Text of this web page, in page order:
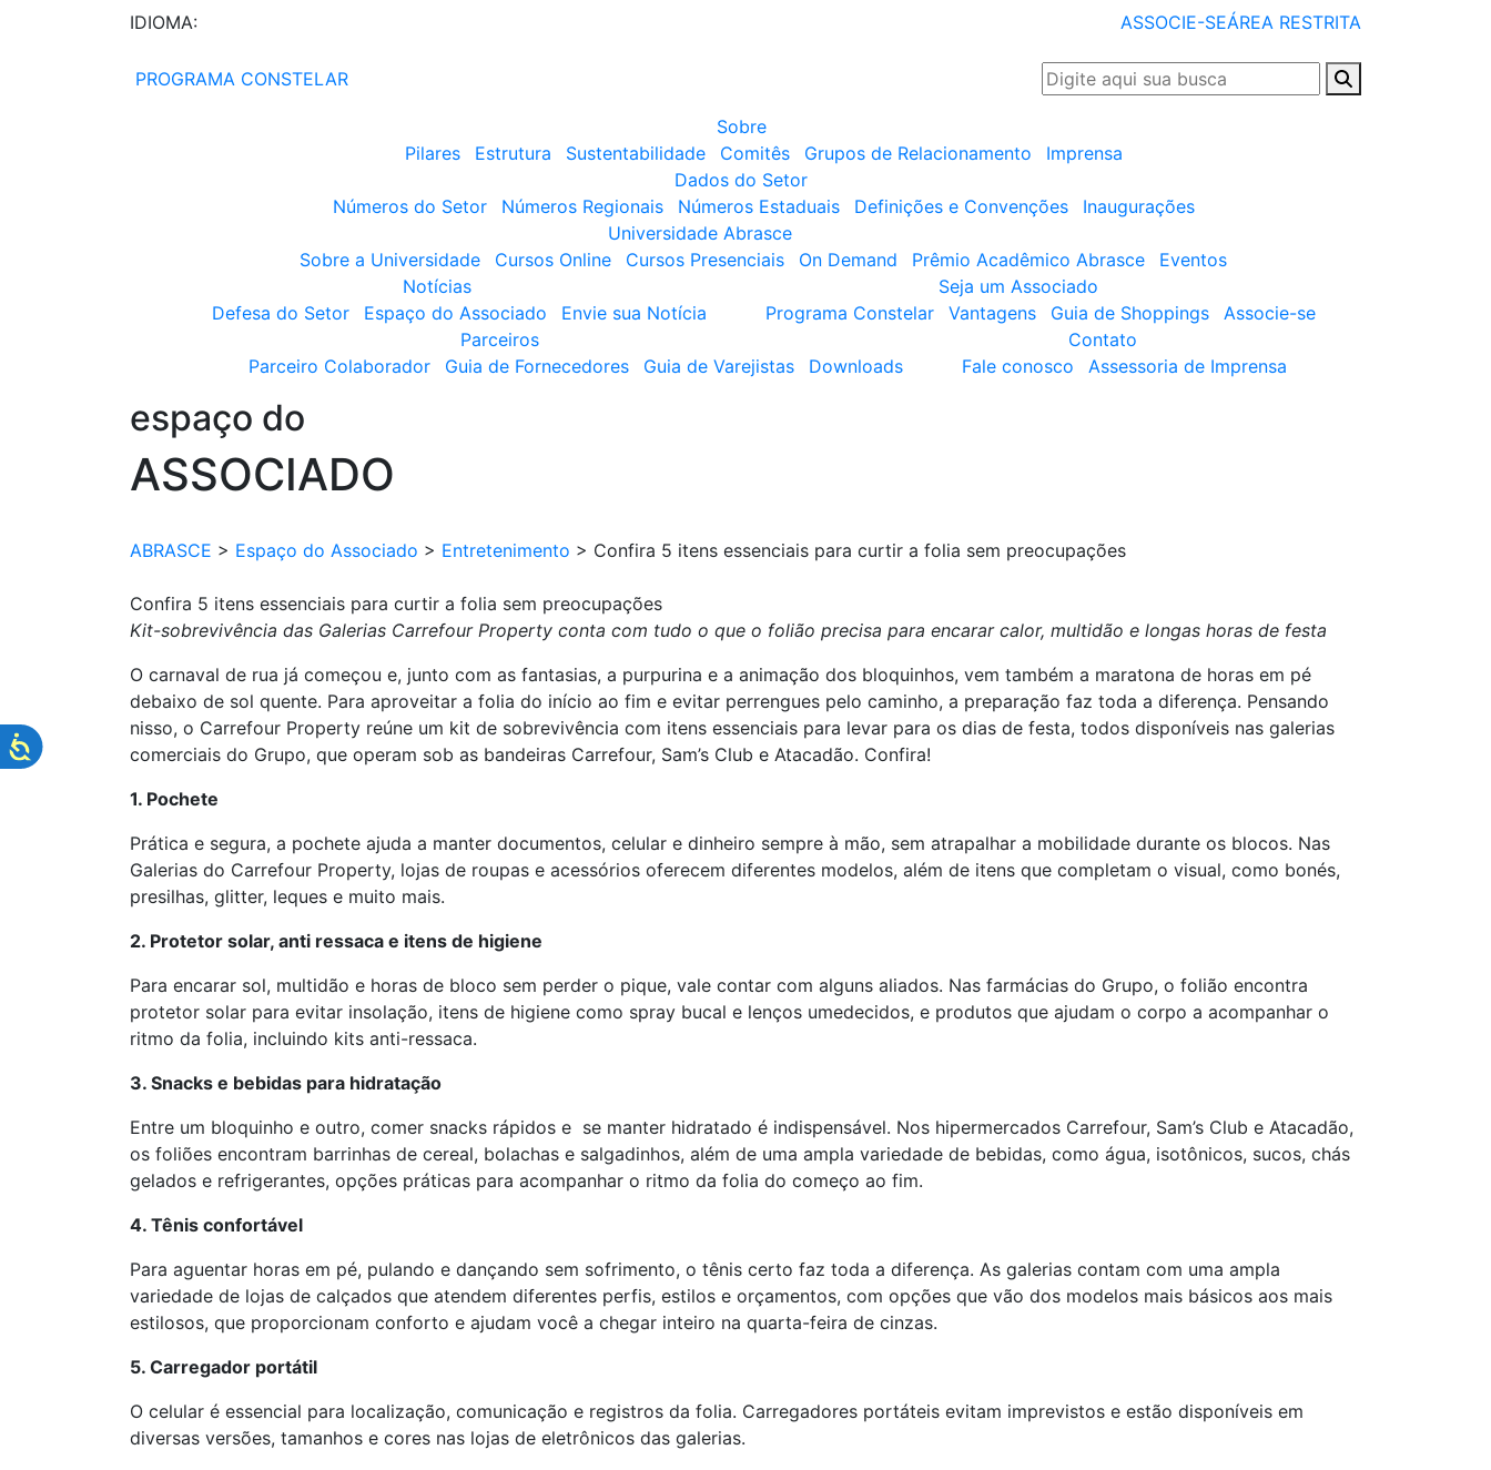
IDIOMA: ASSOCIE-SEÁREA RESTRITA
PROGRAMA CONSTELAR
Sobre
Pilares
Estrutura Sustentabilidade Comitês Grupos de Relacionamento
Imprensa
Dados do Setor
Números do Setor
Números Regionais Números Estaduais Definições e Convenções
Inaugurações
Universidade Abrasce
Sobre a Universidade
Cursos Online Cursos Presenciais On Demand Prêmio Acadêmico Abrasce
Eventos
Notícias
Defesa do Setor
Espaço do Associado Envie sua Notícia
Seja um Associado
Programa Constelar
Vantagens Guia de Shoppings
Associe-se
Parceiros
Parceiro Colaborador
Guia de Fornecedores Guia de Varejistas Downloads
Contato
Fale conosco
Assessoria de Imprensa
espaço do
ASSOCIADO
ABRASCE > Espaço do Associado > Entretenimento > Confira 5 itens essenciais para curtir a folia sem preocupações
Confira 5 itens essenciais para curtir a folia sem preocupações
Kit-sobrevivência das Galerias Carrefour Property conta com tudo o que o folião precisa para encarar calor, multidão e longas horas de festa
O carnaval de rua já começou e, junto com as fantasias, a purpurina e a animação dos bloquinhos, vem também a maratona de horas em pé
debaixo de sol quente. Para aproveitar a folia do início ao fim e evitar perrengues pelo caminho, a preparação faz toda a diferença. Pensando
nisso, o Carrefour Property reúne um kit de sobrevivência com itens essenciais para levar para os dias de festa, todos disponíveis nas galerias
comerciais do Grupo, que operam sob as bandeiras Carrefour, Sam’s Club e Atacadão. Confira!
1. Pochete
Prática e segura, a pochete ajuda a manter documentos, celular e dinheiro sempre à mão, sem atrapalhar a mobilidade durante os blocos. Nas
Galerias do Carrefour Property, lojas de roupas e acessórios oferecem diferentes modelos, além de itens que completam o visual, como bonés,
presilhas, glitter, leques e muito mais.
2. Protetor solar, anti ressaca e itens de higiene
Para encarar sol, multidão e horas de bloco sem perder o pique, vale contar com alguns aliados. Nas farmácias do Grupo, o folião encontra
protetor solar para evitar insolação, itens de higiene como spray bucal e lenços umedecidos, e produtos que ajudam o corpo a acompanhar o
ritmo da folia, incluindo kits anti-ressaca.
3. Snacks e bebidas para hidratação
Entre um bloquinho e outro, comer snacks rápidos e se manter hidratado é indispensável. Nos hipermercados Carrefour, Sam’s Club e Atacadão,
os foliões encontram barrinhas de cereal, bolachas e salgadinhos, além de uma ampla variedade de bebidas, como água, isotônicos, sucos, chás
gelados e refrigerantes, opções práticas para acompanhar o ritmo da folia do começo ao fim.
4. Tênis confortável
Para aguentar horas em pé, pulando e dançando sem sofrimento, o tênis certo faz toda a diferença. As galerias contam com uma ampla
variedade de lojas de calçados que atendem diferentes perfis, estilos e orçamentos, com opções que vão dos modelos mais básicos aos mais
estilosos, que proporcionam conforto e ajudam você a chegar inteiro na quarta-feira de cinzas.
5. Carregador portátil
O celular é essencial para localização, comunicação e registros da folia. Carregadores portáteis evitam imprevistos e estão disponíveis em
diversas versões, tamanhos e cores nas lojas de eletrônicos das galerias.